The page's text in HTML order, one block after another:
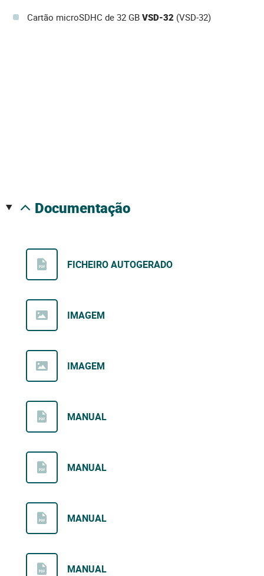
Cartão microSDHC de 32 GB VSD-32 (VSD-32)
documentação
FICHEIRO AUTOGERADO
IMAGEM
IMAGEM
MANUAL
MANUAL
MANUAL
MANUAL